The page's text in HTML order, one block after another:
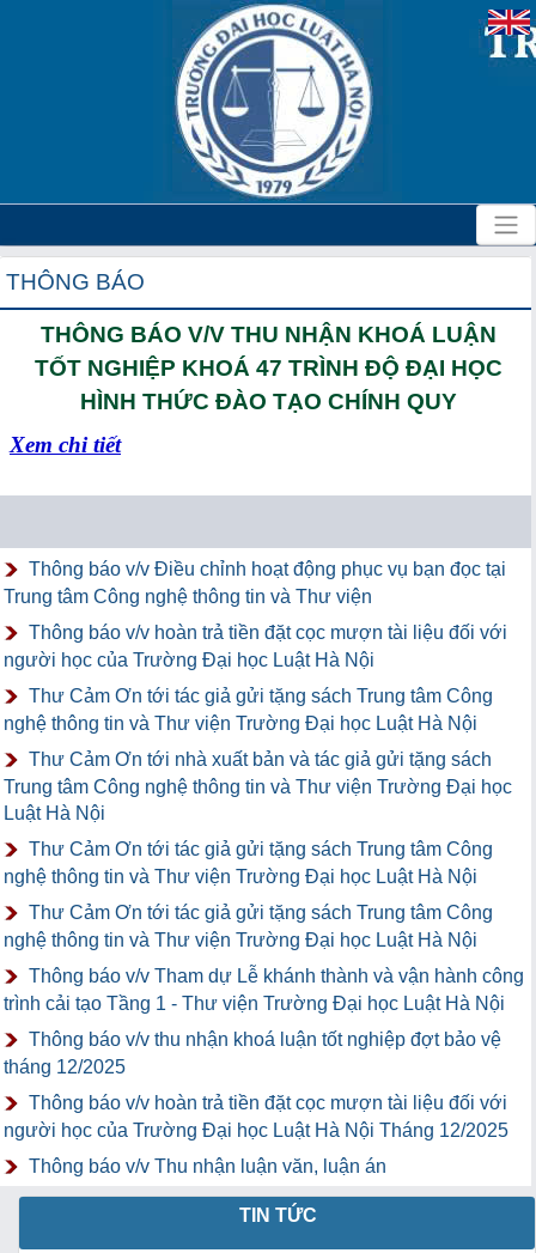
THÔNG BÁO
THÔNG BÁO V/V THU NHẬN KHOÁ LUẬN
TỐT NGHIỆP KHOÁ 47 TRÌNH ĐỘ ĐẠI HỌC
HÌNH THỨC ĐÀO TẠO CHÍNH QUY
Xem chi tiết
Thông báo v/v Điều chỉnh hoạt động phục vụ bạn đọc tại
Trung tâm Công nghệ thông tin và Thư viện
Thông báo v/v hoàn trả tiền đặt cọc mượn tài liệu đối với
người học của Trường Đại học Luật Hà Nội
Thư Cảm Ơn tới tác giả gửi tặng sách Trung tâm Công
nghệ thông tin và Thư viện Trường Đại học Luật Hà Nội
Thư Cảm Ơn tới nhà xuất bản và tác giả gửi tặng sách
Trung tâm Công nghệ thông tin và Thư viện Trường Đại học
Luật Hà Nội
Thư Cảm Ơn tới tác giả gửi tặng sách Trung tâm Công
nghệ thông tin và Thư viện Trường Đại học Luật Hà Nội
Thư Cảm Ơn tới tác giả gửi tặng sách Trung tâm Công
nghệ thông tin và Thư viện Trường Đại học Luật Hà Nội
Thông báo v/v Tham dự Lễ khánh thành và vận hành công
trình cải tạo Tầng 1 - Thư viện Trường Đại học Luật Hà Nội
Thông báo v/v thu nhận khoá luận tốt nghiệp đợt bảo vệ
tháng 12/2025
Thông báo v/v hoàn trả tiền đặt cọc mượn tài liệu đối với
người học của Trường Đại học Luật Hà Nội Tháng 12/2025
Thông báo v/v Thu nhận luận văn, luận án
TIN TỨC